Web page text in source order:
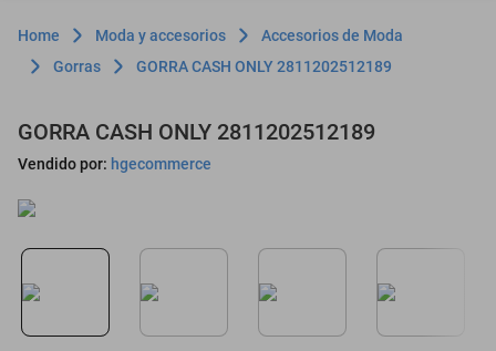
Moda y accesorios
Accesorios de Moda
Gorras
GORRA CASH ONLY 2811202512189
GORRA CASH ONLY 2811202512189
Vendido por: hgecommerce
moto
celulares
refrigeradores
salas
minisplit